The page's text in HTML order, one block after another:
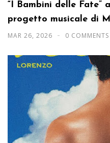
“I Bambini delle Fate”
progetto musicale di
MAR 26, 2026 0 COMMENTS